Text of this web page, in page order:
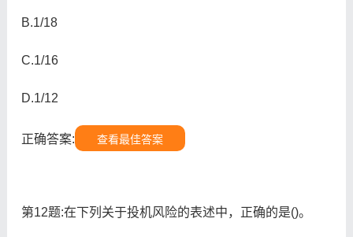
B.1/18
C.1/16
D.1/12
正确答案: 查看最佳答案
第12题:在下列关于投机风险的表述中，正确的是()。